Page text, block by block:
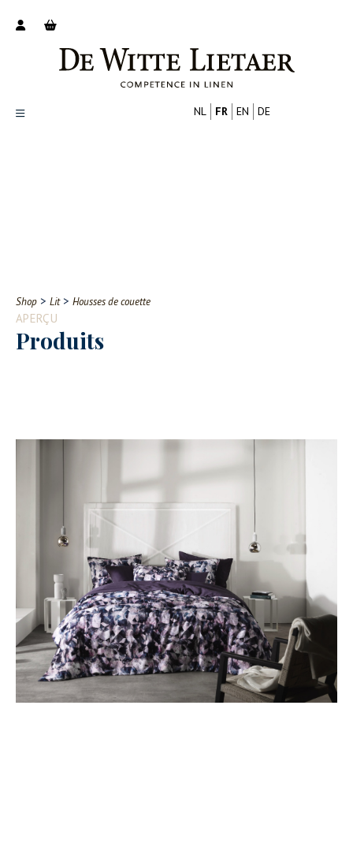
Contact
NL FR EN DE
Shop > Lit> Housses de couette
APERÇU
Produits